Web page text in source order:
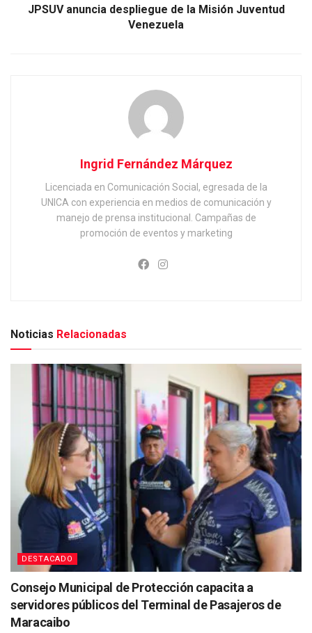
JPSUV anuncia despliegue de la Misión Juventud
Venezuela
Ingrid Fernández Márquez
Licenciada en Comunicación Social, egresada de la
UNICA con experiencia en medios de comunicación y
manejo de prensa institucional. Campañas de
promoción de eventos y marketing
Noticias Relacionadas
DESTACADO
Consejo Municipal de Protección capacita a
servidores públicos del Terminal de Pasajeros de
Maracaibo